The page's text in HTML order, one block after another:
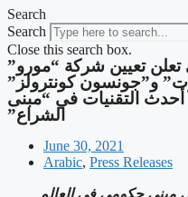
Search
Search
Close this search box.
تعلن تعيين شركة “مورو”
و”جونسون كونترولز”
التقنيات في “مبنى
الشراع”
June 30, 2021
Arabic, Press Releases
مبنى حكومي في العالم